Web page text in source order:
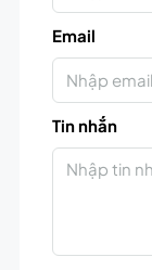
Email
Tin nhắn